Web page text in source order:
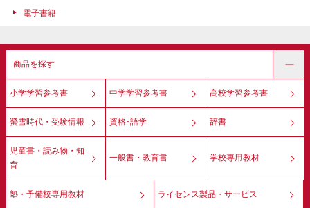
電子書籍
商品を探す
小学学習参考書 中学学習参考書 高校学習参考書
螢雪時代・受験情報 資格･語学 辞書
児童書・読み物・知
育
一般書・教育書 学校専用教材
塾・予備校専用教材 ライセンス製品・サービス